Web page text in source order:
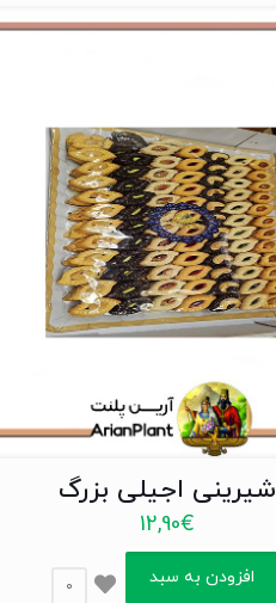
شیرینی اجیلی بزرگ
12,90€
افزودن به سبد 0